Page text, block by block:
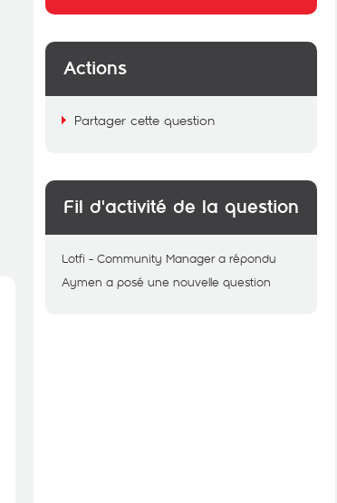
Actions
Partager cette question
Fil d'activité de la question
Lotfi - Community Manager a répondu
Aymen a posé une nouvelle question